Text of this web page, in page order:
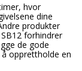
hvor
dine
produkter
forhindrer
de gode
opprettholde en